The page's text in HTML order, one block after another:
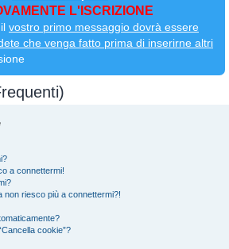
L'ISCRIZIONE
vostro primo messaggio dovrà essere
che venga fatto prima di inserirne altri
a connettermi!
non riesco più a connettermi?!
cookie”?